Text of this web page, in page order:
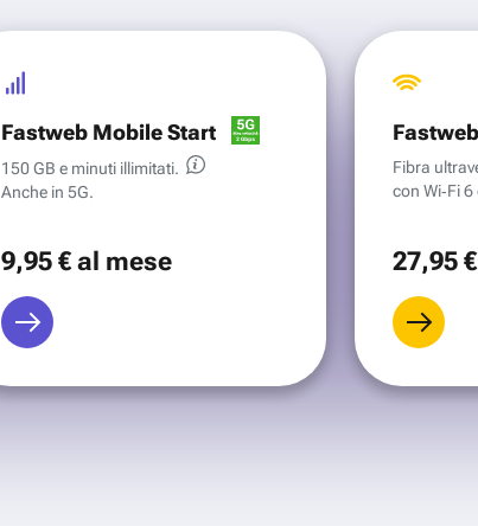
Fastweb Mobile Start
150 GB e minuti illimitati.
Anche in 5G.
9,95 €al mese
Fibra
con Wi‑Fi
27,95 €